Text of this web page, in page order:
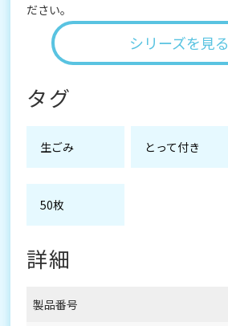
ださい。
シリーズを見る
タグ
生ごみ とって付き
50枚
詳細
製品番号